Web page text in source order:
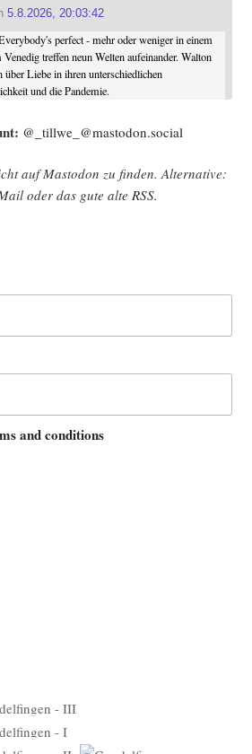
5.8.2026, 20:03:42
perfect - mehr oder weniger in einem
treffen neun Welten aufeinander. Walton
über Liebe in ihren unterschiedlichen
und die Pandemie.
@_tillwe_@mastodon.social
auf Mast­o­don zu fin­den. Alter­na­ti­ve:
oder das gute alte RSS.
and conditions